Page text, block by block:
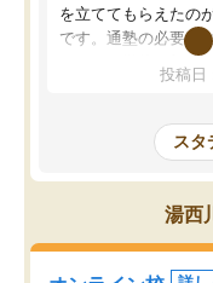
を立ててもらえたの
です。通塾の必要が
たです。コーチが現
安も気軽に話せまし
についたと感じてい
ットで質問できるの
人では迷いがちだっ
だと思います。
投稿日
スタ
湯西